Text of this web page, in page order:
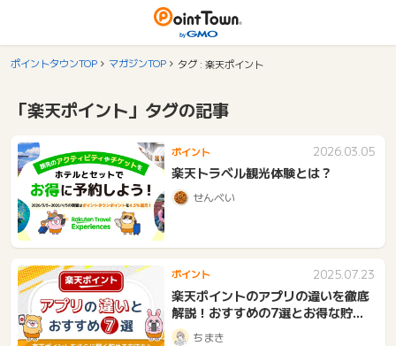
ポイントタウンTOP マガジンTOP タグ : 楽天ポイント
「楽天ポイント」タグの記事
ポイント 2026.03.05
楽天トラベル観光体験とは？
せんべい
ポイント 2025.07.23
楽天ポイントのアプリの違いを徹底
解説！おすすめの7選とお得な貯め
方
ちまき